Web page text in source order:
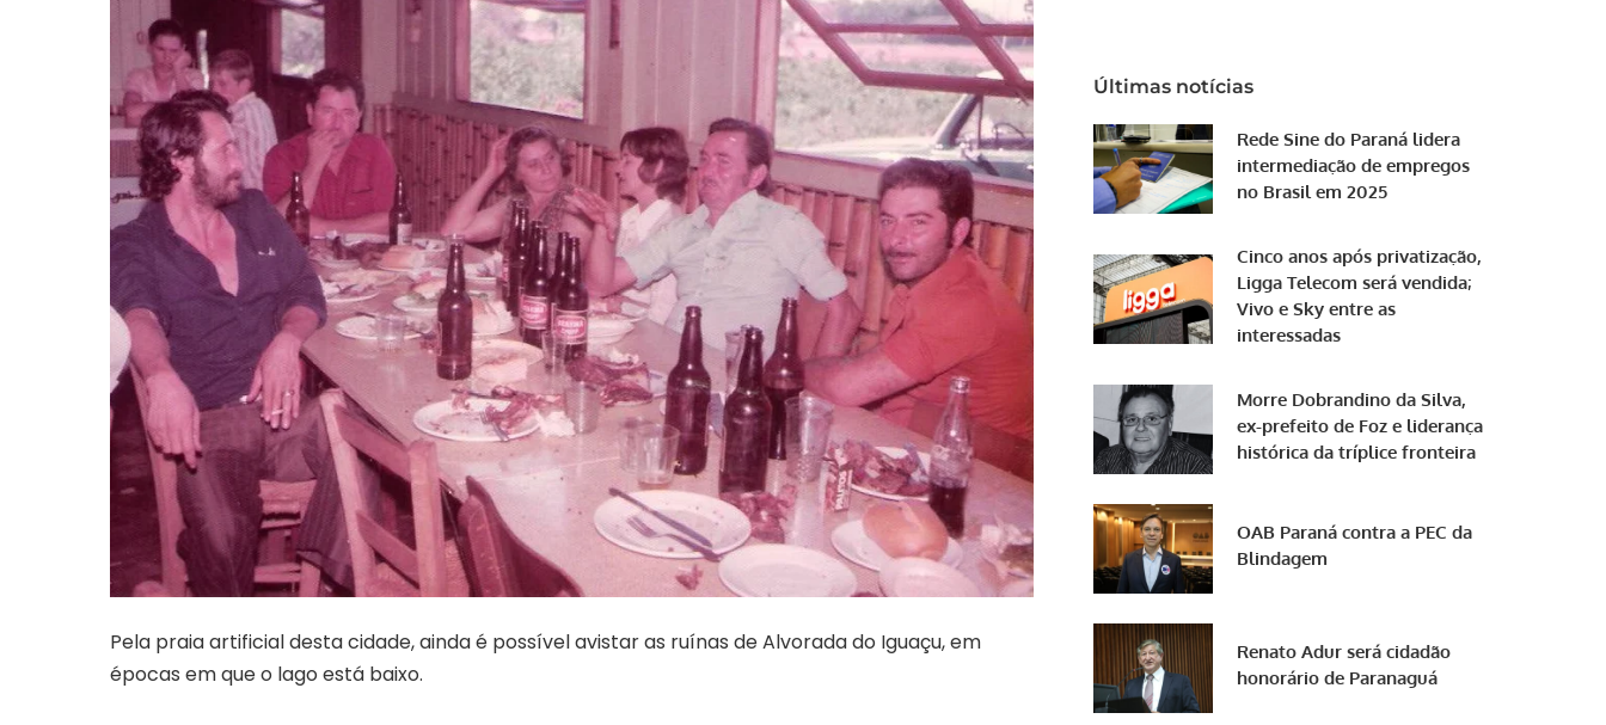
Pela praia artificial desta cidade, ainda é possível avistar as ruínas de Alvorada do Iguaçu, em
épocas em que o lago está baixo.
Últimas notícias
Rede Sine do Paraná lidera
intermediação de empregos
no Brasil em 2025
Cinco anos após privatização,
Ligga Telecom será vendida;
Vivo e Sky entre as
interessadas
Morre Dobrandino da Silva,
ex-prefeito de Foz e liderança
histórica da tríplice fronteira
OAB Paraná contra a PEC da
Blindagem
Renato Adur será cidadão
honorário de Paranaguá